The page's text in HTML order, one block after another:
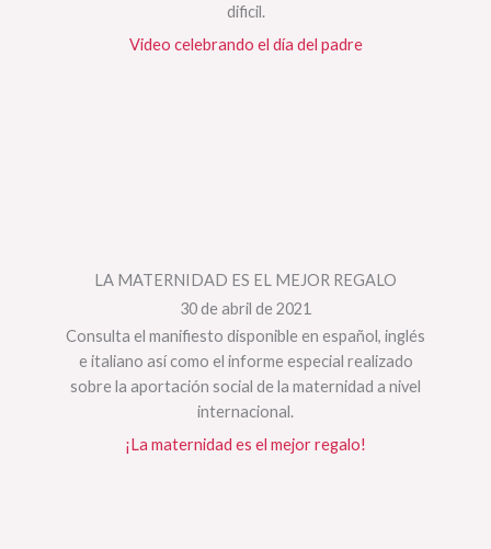
dificil.
Video celebrando el día del padre
LA MATERNIDAD ES EL MEJOR REGALO
30 de abril de 2021
Consulta el manifiesto disponible en español, inglés
e italiano así como el informe especial realizado
sobre la aportación social de la maternidad a nivel
internacional.
¡La maternidad es el mejor regalo!